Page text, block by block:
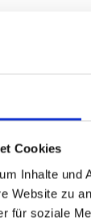
Cookies
Inhalte und
Website zu
für soziale